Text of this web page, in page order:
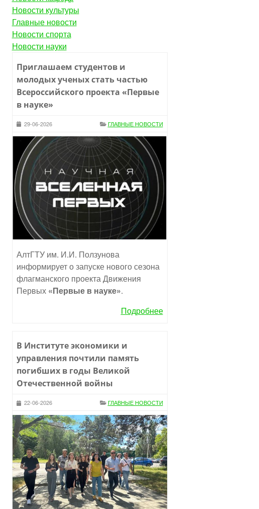
Новости культуры
Главные новости
Новости спорта
Новости науки
Приглашаем студентов и
молодых ученых стать частью
Всероссийского проекта «Первые
в науке»
29-06-2026 ГЛАВНЫЕ НОВОСТИ
АлтГТУ им. И.И. Ползунова
информирует о запуске нового сезона
флагманского проекта Движения
Первых «Первые в науке».
Подробнее
В Институте экономики и
управления почтили память
погибших в годы Великой
Отечественной войны
22-06-2026 ГЛАВНЫЕ НОВОСТИ